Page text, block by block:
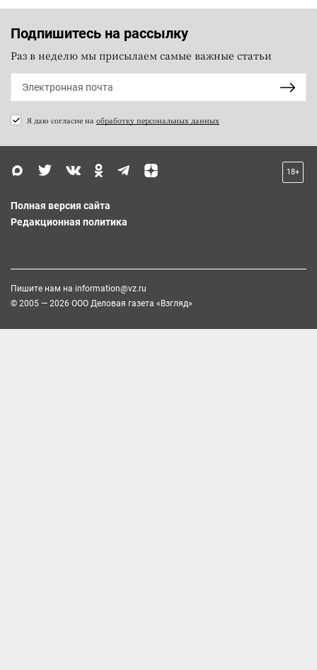
Подпишитесь на рассылку
Раз в неделю мы присылаем самые важные статьи
Я даю согласие на обработку персональных данных
18+
Полная версия сайта
Редакционная политика
Пишите нам на information@vz.ru
© 2005 — 2026 ООО Деловая газета «Взгляд»